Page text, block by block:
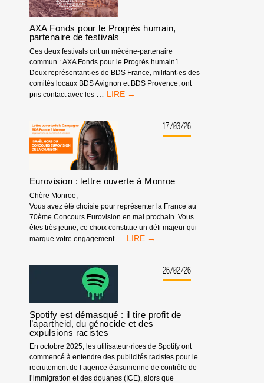
UN
BOYCOTT
PRÉCÉDENT
AXA Fonds pour le Progrès humain,
partenaire de festivals
Ces deux festivals ont un mécène-partenaire
commun : AXA Fonds pour le Progrès humain1.
Deux représentant·es de BDS France, militant·es des
comités locaux BDS Avignon et BDS Provence, ont
pris contact avec les
AXA
LE
PROGRÈS
HUMAIN,
PARTENAIRE
DE
FESTIVALS
17/03/26
Eurovision : lettre ouverte à Monroe
Chère Monroe,
Vous avez été choisie pour représenter la France au
70ème Concours Eurovision en mai prochain. Vous
êtes très jeune, ce choix constitue un défi majeur qui
marque votre engagement
EUROVISION
OUVERTE26/02/26
Spotify est démasqué : il tire profit de
l’apartheid, du génocide et des
expulsions racistes
En octobre 2025, les utilisateur·rices de Spotify ont
commencé à entendre des publicités racistes pour le
recrutement de l’agence étasunienne de contrôle de
l’immigration et des douanes (ICE), alors que